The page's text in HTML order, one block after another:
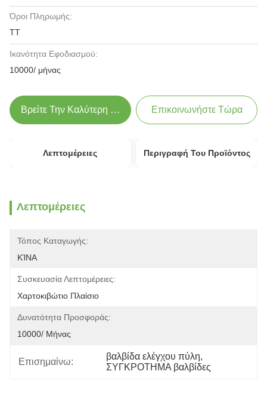
Όροι Πληρωμής:
TT
Ικανότητα Εφοδιασμού:
10000/ μήνας
Βρείτε Την Καλύτερη Τιμή Επικοινωνήστε Τώρα
Λεπτομέρειες Περιγραφή Του Προϊόντος
Λεπτομέρειες
Τόπος Καταγωγής:
ΚΊΝΑ
Συσκευασία Λεπτομέρειες:
Χαρτοκιβώτιο Πλαίσιο
Δυνατότητα Προσφοράς:
10000/ Μήνας
Επισημαίνω:
βαλβίδα ελέγχου πύλη,
ΣΥΓΚΡΟΤΗΜΑ βαλβίδες